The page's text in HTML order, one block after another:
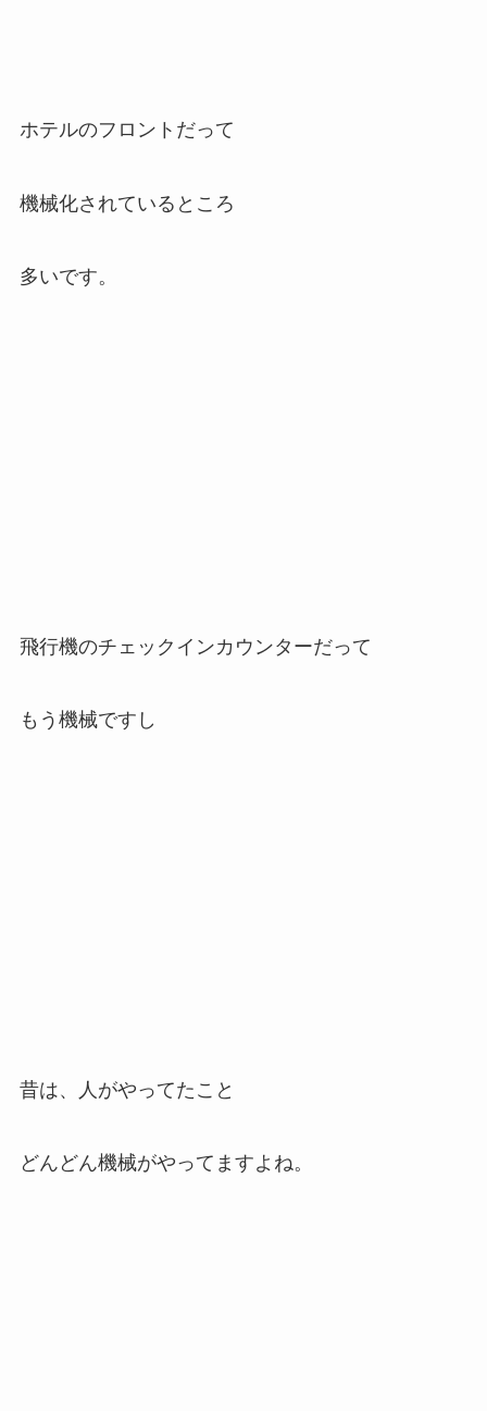
ホテルのフロントだって
機械化されているところ
多いです。
飛行機のチェックインカウンターだって
もう機械ですし
昔は、人がやってたこと
どんどん機械がやってますよね。